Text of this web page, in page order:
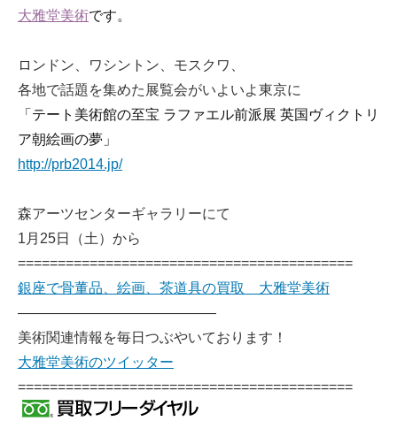
大雅堂美術です。
ロンドン、ワシントン、モスクワ、
各地で話題を集めた展覧会がいよいよ東京に
「テート美術館の至宝 ラファエル前派展 英国ヴィクトリ
ア朝絵画の夢」
http://prb2014.jp/
森アーツセンターギャラリーにて
1月25日（土）から
==========================================
銀座で骨董品、絵画、茶道具の買取 大雅堂美術
——————————————
美術関連情報を毎日つぶやいております！
大雅堂美術のツイッター
==========================================